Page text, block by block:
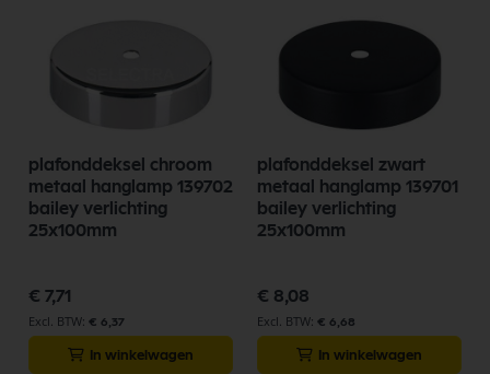
plafonddeksel chroom
metaal hanglamp 139702
bailey verlichting
25x100mm
€ 7,71
€ 6,37
In winkelwagen
plafonddeksel zwart
metaal hanglamp 139701
bailey verlichting
25x100mm
€ 8,08
€ 6,68
In winkelwagen